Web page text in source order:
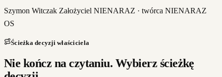
Szymon Witczak Założyciel NIENARAZ · twórca NIENARAZ
OS
Ścieżka decyzji właściciela
Nie kończ na czytaniu. Wybierz ścieżkę